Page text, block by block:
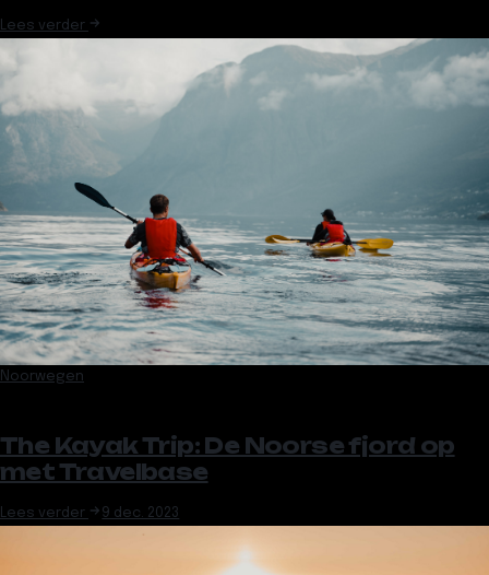
Lees verder
Noorwegen
The Kayak Trip: De Noorse fjord op
met Travelbase
Lees verder 9 dec. 2023